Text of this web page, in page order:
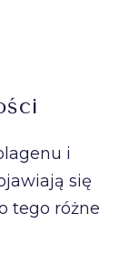
i
się
tego różne